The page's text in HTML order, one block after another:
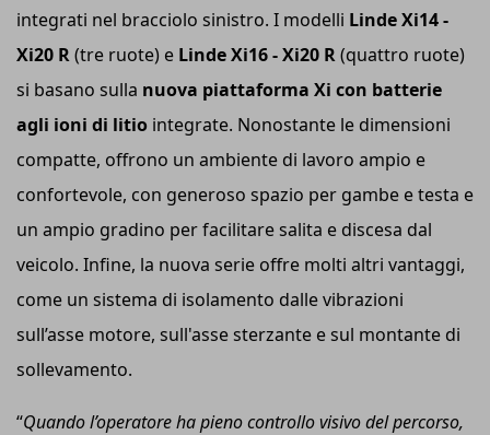
integrati nel bracciolo sinistro. I modelli Linde Xi14 -
Xi20 R(tre ruote) e Linde Xi16 - Xi20 R(quattro ruote)
si basano sulla nuova piattaforma Xi con batterie
agli ioni di litio integrate. Nonostante le dimensioni
compatte, offrono un ambiente di lavoro ampio e
confortevole, con generoso spazio per gambe e testa e
un ampio gradino per facilitare salita e discesa dal
veicolo. Infine, la nuova serie offre molti altri vantaggi,
come un sistema di isolamento dalle vibrazioni
sull’asse motore, sull'asse sterzante e sul montante di
sollevamento.
“Quando l’operatore ha pieno controllo visivo del percorso,